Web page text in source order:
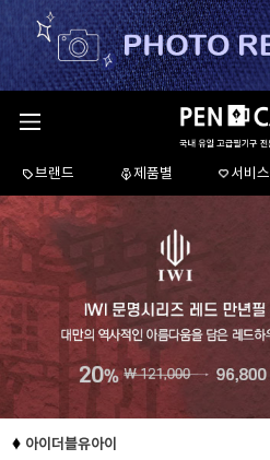
브랜드 제품별 서비스
아이더블유아이